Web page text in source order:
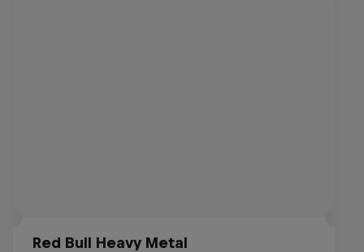
Red Bull Heavy Metal